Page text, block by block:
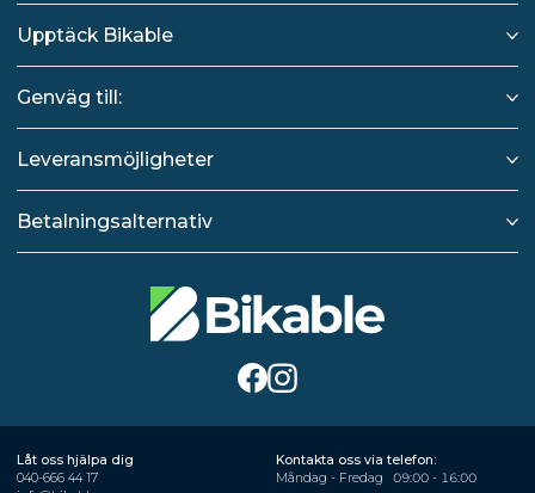
Upptäck Bikable
Genväg till:
Leveransmöjligheter
Betalningsalternativ
Låt oss hjälpa dig
040-666 44 17
Kontakta oss via telefon:
Måndag - Fredag
09:00 - 16:00